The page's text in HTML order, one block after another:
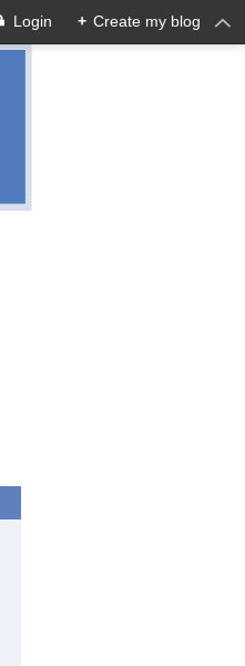
Login + Create my blog